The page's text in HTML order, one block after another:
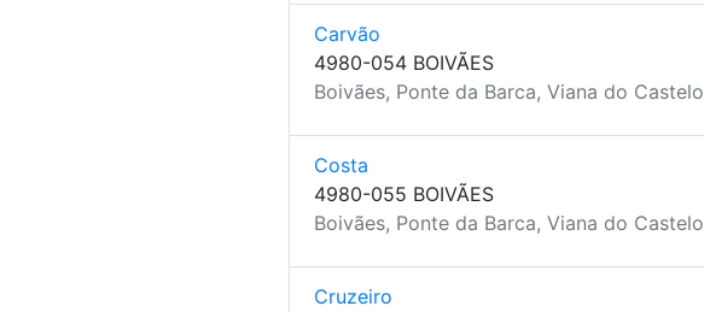
Carvão
4980-054 BOIVÃES
Boivães, Ponte da Barca, Viana do Castelo
Costa
4980-055 BOIVÃES
Boivães, Ponte da Barca, Viana do Castelo
Cruzeiro